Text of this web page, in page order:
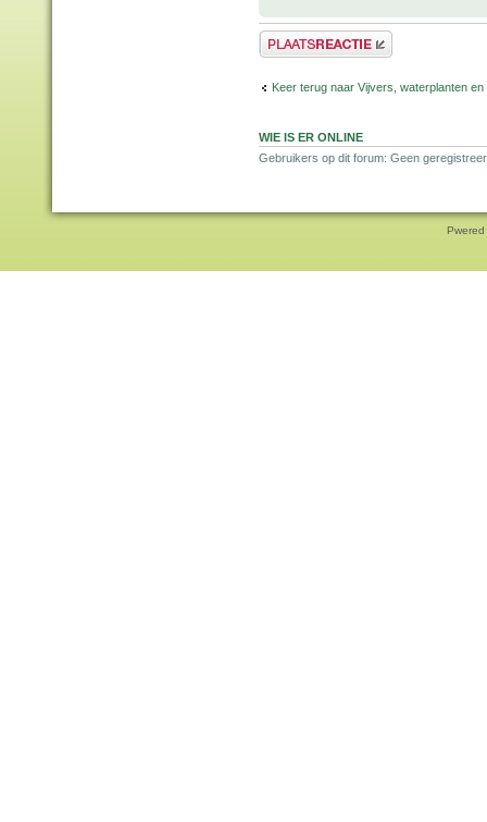
Plaats een reactie
Keer terug naar Vijvers, waterplanten en
WIE IS ER ONLINE
Gebruikers op dit forum: Geen